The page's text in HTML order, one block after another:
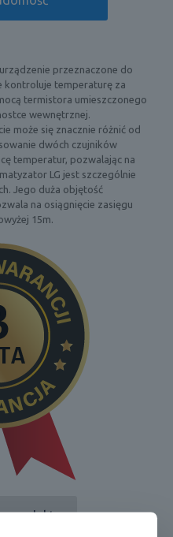
przeznaczone do
kontroluje temperaturę za
termistora umieszczonego
wewnętrznej.
może się znacznie różnić od
dwóch czujników
temperatur, pozwalając na
LG jest szczególnie
Jego duża objętość
na osiągnięcie zasięgu
15m.
produktu